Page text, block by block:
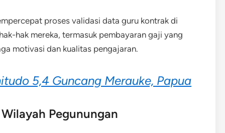
proses validasi data guru kontrak di
hak mereka, termasuk pembayaran gaji yang
motivasi dan kualitas pengajaran.
5,4 Guncang Merauke, Papua
Pegunungan